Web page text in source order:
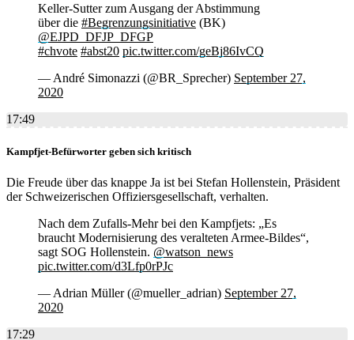
Keller-Sutter zum Ausgang der Abstimmung
über die #Begrenzungsinitiative (BK)
@EJPD_DFJP_DFGP
#chvote #abst20 pic.twitter.com/geBj86IvCQ
— André Simonazzi (@BR_Sprecher) September 27,
2020
17:49
Kampfjet-Befürworter geben sich kritisch
Die Freude über das knappe Ja ist bei Stefan Hollenstein, Präsident
der Schweizerischen Offiziersgesellschaft, verhalten.
Nach dem Zufalls-Mehr bei den Kampfjets: „Es
braucht Modernisierung des veralteten Armee-Bildes“,
sagt SOG Hollenstein. @watson_news
pic.twitter.com/d3Lfp0rPJc
— Adrian Müller (@mueller_adrian) September 27,
2020
17:29